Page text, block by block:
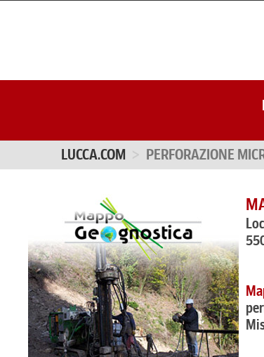
LUCCA.COM PERFORAZIONE